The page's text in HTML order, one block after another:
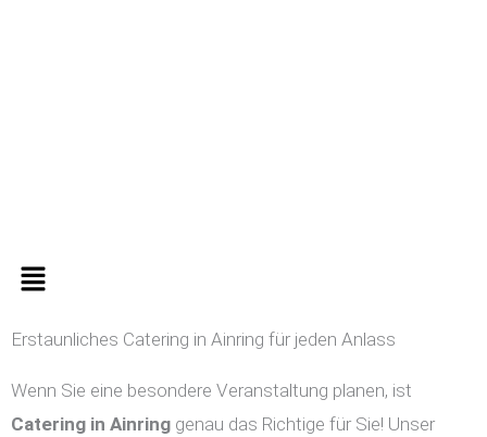
Menü
Erstaunliches Catering in Ainring für jeden Anlass
Wenn Sie eine besondere Veranstaltung planen, ist
Catering in Ainring genau das Richtige für Sie! Unser